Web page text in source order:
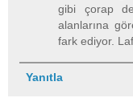
gibi çorap
alanlarına
fark ediyor.
Yanıtla